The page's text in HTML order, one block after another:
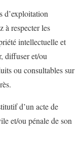
d’exploitation
à respecter les
intellectuelle et
diffuser et/ou
ou consultables sur
d’un acte de
et/ou pénale de son